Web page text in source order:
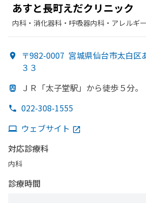
あすと長町えだクリニック
内科・​消化器科・​呼吸器内科・​アレルギ
〒982-0007 宮城県仙台市太白区
３３
ＪＲ 「太子堂駅」から徒歩５分。
022-308-1555
ウェブサイト
対応診療科
内科
診療時間